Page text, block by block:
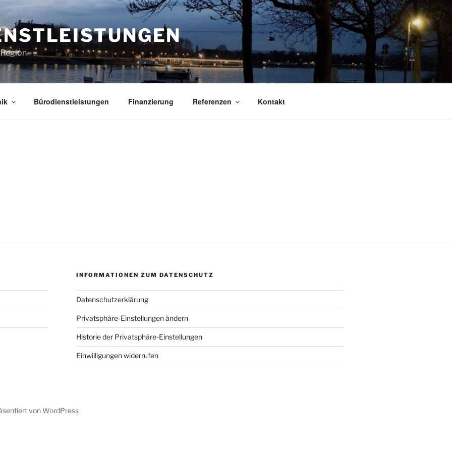
Bürodienstleistungen Finanzierung Referenzen Kontakt
INFORMATIONEN ZUM DATENSCHUTZ
Datenschutzerklärung
Privatsphäre-Einstellungen ändern
Historie der Privatsphäre-Einstellungen
Einwilligungen widerrufen
von WordPress